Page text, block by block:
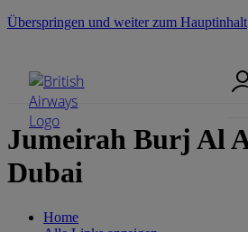
Überspringen und weiter zum Hauptinhalt
Jumeirah Burj Al
Dubai
Home